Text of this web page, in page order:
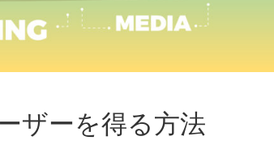
ザーを得る方法